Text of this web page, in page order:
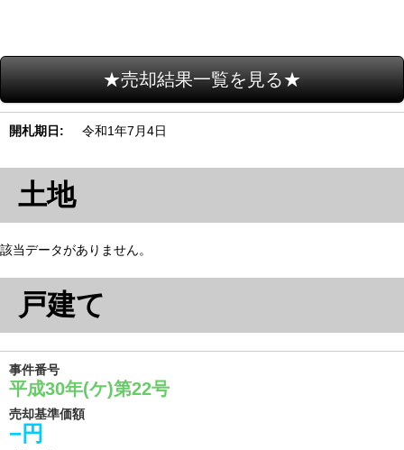
★売却結果一覧を見る★
開札期日 令和1年7月4日
土地
該当データがありません。
戸建て
事件番号
平成30年(ケ)第22号
売却基準価額
−円